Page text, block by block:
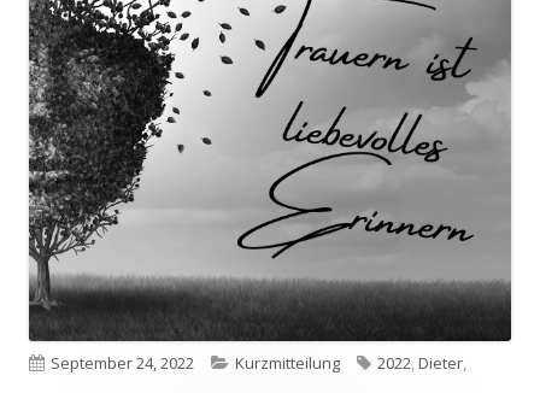
Veröffentlicht
September 24, 2022 Kategorien
Kurzmitteilung Schlagwörter
2022,Dieter,